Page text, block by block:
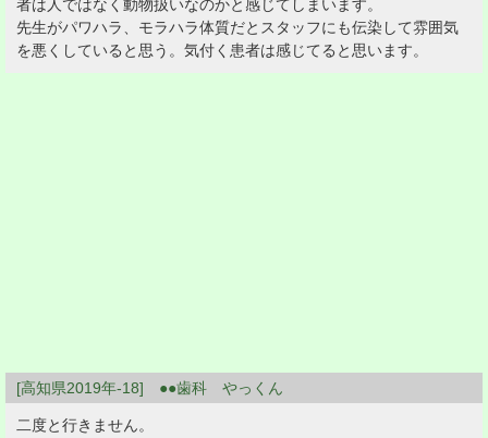
者は人ではなく動物扱いなのかと感じてしまいます。
先生がパワハラ、モラハラ体質だとスタッフにも伝染して雰囲気
を悪くしていると思う。気付く患者は感じてると思います。
[高知県2019年-18] ●●歯科 やっくん
二度と行きません。